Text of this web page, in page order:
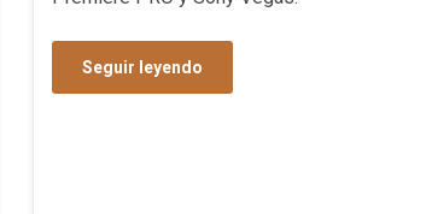
Seguir leyendo